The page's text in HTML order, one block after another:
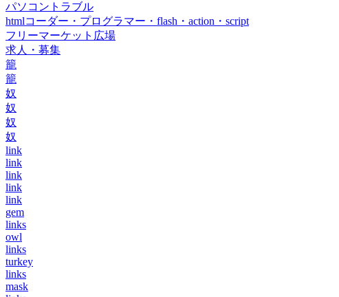
パソコントラブル
htmlコーダー・プログラマー・flash・action・script
フリーマーケット広場
求人・募集
籠
籠
奴
奴
奴
奴
link
link
link
link
link
gem
links
owl
links
turkey
links
mask